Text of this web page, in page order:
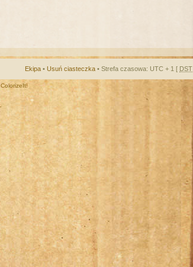
Ekipa • Usuń ciasteczka • Strefa czasowa: UTC + 1 [ DST
ColorizeIt!